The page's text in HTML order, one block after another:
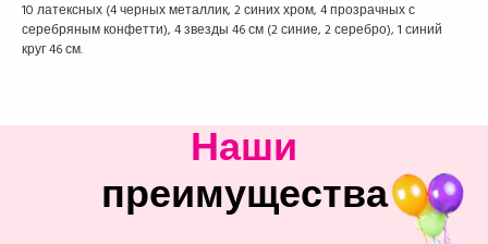
10 латексных (4 черных металлик, 2 синих хром, 4 прозрачных с
серебряным конфетти), 4 звезды 46 см (2 синие, 2 серебро), 1 синий
круг 46 см.
Наши
преимущества